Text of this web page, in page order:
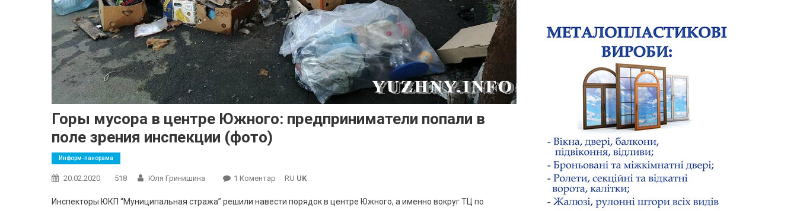
Горы мусора в центре Южного: предприниматели попали в
поле зрения инспекции (фото)
Информ-панорама
20.02.2020 518 Юля Гринишина 1 Коментар До
Мусора
RU UK
Инспекторы ЮКП “Муниципальная стража” решили навести порядок в центре Южного, а именно вокруг ТЦ по